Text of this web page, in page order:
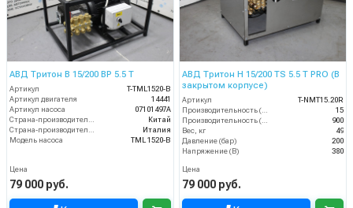
АВД Тритон B 15/200 BP 5.5 T
Артикул
T-TML1520-В
Артикул двигателя
14441
Артикул насоса
07101497A
Китай
Италия
Модель насоса
TML 1520-B
Цена
79 000 руб.
АВД Тритон H 15/200 TS 5.5 T PRO (В
закрытом корпусе)
Артикул
T-NMT15.20R
15
900
Вес, кг
49
Давление (бар)
200
Напряжение (В)
380
Цена
79 000 руб.